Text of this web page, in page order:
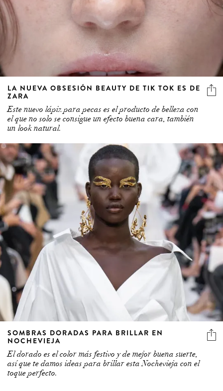
LA NUEVA OBSESIÓN BEAUTY DE TIK TOK ES DE
ZARA
Este nuevo lápiz para pecas es el producto de belleza con
el que no solo se consigue un efecto buena cara, también
un look natural.
SOMBRAS DORADAS PARA BRILLAR EN
NOCHEVIEJA
El dorado es el color más festivo y de mejor buena suerte,
así que te damos ideas para brillar esta Nochevieja con el
toque perfecto.